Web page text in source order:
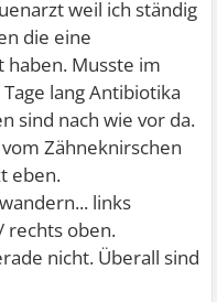
weil ich ständig
die eine
haben. Musste im
lang Antibiotika
sind nach wie vor da.
Zähneknirschen
eben.
links
rechts oben.
nicht. Überall sind